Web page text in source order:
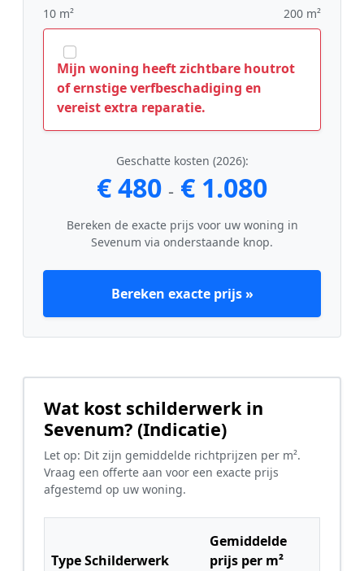
10 m² 200 m²
Mijn woning heeft zichtbare houtrot
of ernstige verfbeschadiging en
vereist extra reparatie.
Geschatte kosten (2026):
€ 480 - € 1.080
Bereken de exacte prijs voor uw woning in
Sevenum via onderstaande knop.
Bereken exacte prijs »
Wat kost schilderwerk in
Sevenum? (Indicatie)
Let op: Dit zijn gemiddelde richtprijzen per m².
Vraag een offerte aan voor een exacte prijs
afgestemd op uw woning.
Type Schilderwerk
Gemiddelde
prijs per m²